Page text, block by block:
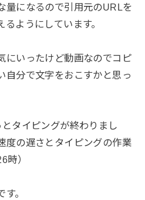
量になるので引用元のURLを
ようにしています。
にいったけど動画なのでコピ
自分で文字をおこすかと思っ
タイピングが終わりまし
度の遅さとタイピングの作業
時）
。